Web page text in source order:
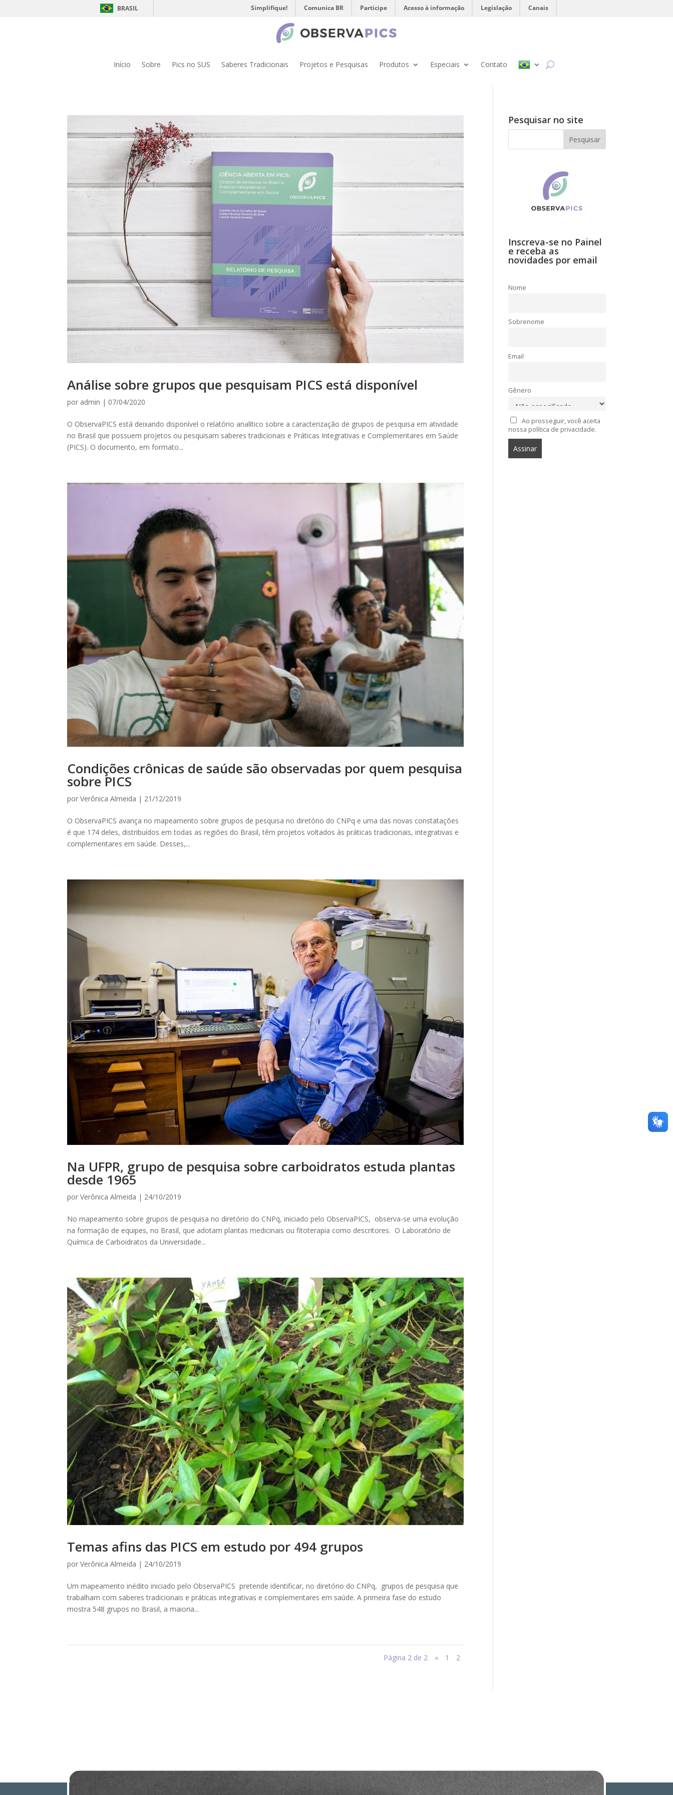
BRASIL Simplifique! Comunica BR Participe Acesso à informação Legislação Canais
Início Sobre Pics no SUS Saberes Tradicionais Projetos e Pesquisas Produtos Especiais Contato
Análise sobre grupos que pesquisam PICS está disponível
por admin | 07/04/2020
O ObservaPICS está deixando disponível o relatório analítico sobre a caracterização de grupos de pesquisa em atividade
no Brasil que possuem projetos ou pesquisam saberes tradicionais e Práticas Integrativas e Complementares em Saúde
(PICS). O documento, em formato...
Condições crônicas de saúde são observadas por quem pesquisa
sobre PICS
porVerônica Almeida | 21/12/2019
O ObservaPICS avança no mapeamento sobre grupos de pesquisa no diretório do CNPq e uma das novas constatações
é que 174 deles, distribuídos em todas as regiões do Brasil, têm projetos voltados às práticas tradicionais, integrativas e
complementares em saúde. Desses,...
Na UFPR, grupo de pesquisa sobre carboidratos estuda plantas
desde 1965
porVerônica Almeida | 24/10/2019
No mapeamento sobre grupos de pesquisa no diretório do CNPq, iniciado pelo ObservaPICS, observa-se uma evolução
na formação de equipes, no Brasil, que adotam plantas medicinais ou fitoterapia como descritores. O Laboratório de
Química de Carboidratos da Universidade...
Temas afins das PICS em estudo por 494 grupos
porVerônica Almeida | 24/10/2019
Um mapeamento inédito iniciado pelo ObservaPICS pretende identificar, no diretório do CNPq, grupos de pesquisa que
trabalham com saberes tradicionais e práticas integrativas e complementares em saúde. A primeira fase do estudo
mostra 548 grupos no Brasil, a maioria...
Página 2 de 2 « 1 2
Pesquisar no site
Inscreva-se no Painel
e receba as
novidades por email
Nome
Sobrenome
Email
Gênero
Ao prosseguir, você aceita
nossa política de privacidade.